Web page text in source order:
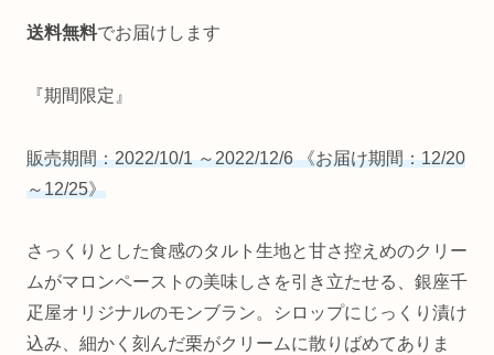
送料無料でお届けします
『期間限定』
販売期間：2022/10/1 ～2022/12/6 《お届け期間：12/20
～12/25》
さっくりとした食感のタルト生地と甘さ控えめのクリー
ムがマロンペーストの美味しさを引き立たせる、銀座千
疋屋オリジナルのモンブラン。シロップにじっくり漬け
込み、細かく刻んだ栗がクリームに散りばめてありま